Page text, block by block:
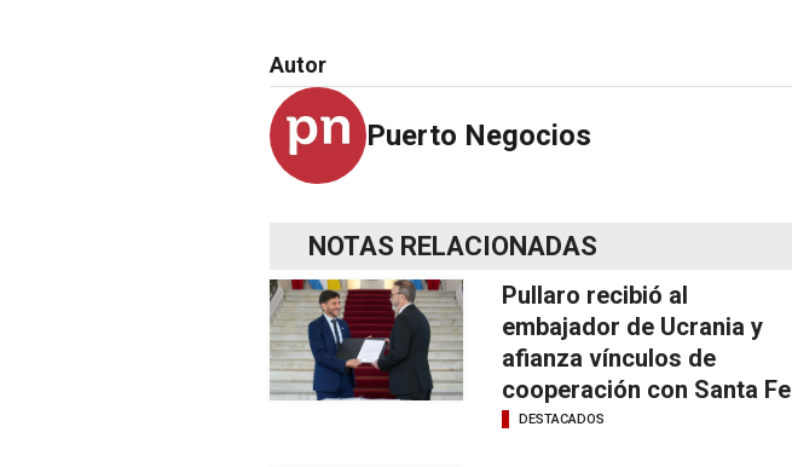
Autor
Puerto Negocios
NOTAS RELACIONADAS
Pullaro recibió al
embajador de Ucrania y
afianza vínculos de
cooperación con Santa Fe
DESTACADOS